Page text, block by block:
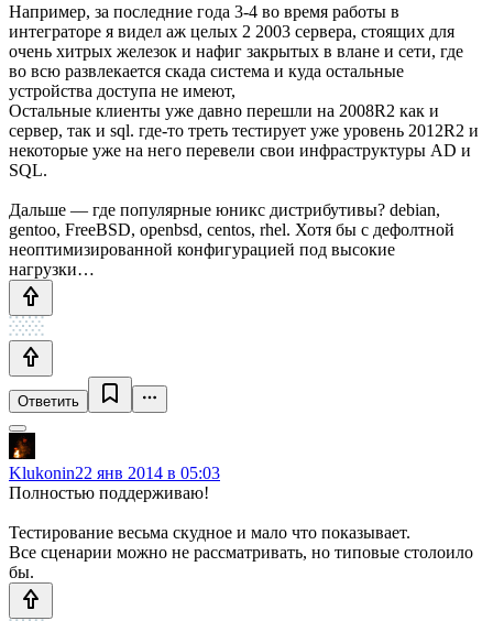
Например, за последние года 3-4 во время работы в
интеграторе я видел аж целых 2 2003 сервера, стоящих для
очень хитрых железок и нафиг закрытых в влане и сети, где
во всю развлекается скада система и куда остальные
устройства доступа не имеют,
Остальные клиенты уже давно перешли на 2008R2 как и
сервер, так и sql. где-то треть тестирует уже уровень 2012R2 и
некоторые уже на него перевели свои инфраструктуры AD и
SQL.
Дальше — где популярные юникс дистрибутивы? debian,
gentoo, FreeBSD, openbsd, centos, rhel. Хотя бы с дефолтной
неоптимизированной конфигурацией под высокие
нагрузки…
Ответить
Klukonin22 янв 2014 в 05:03
Полностью поддерживаю!
Тестирование весьма скудное и мало что показывает.
Все сценарии можно не рассматривать, но типовые столоило
бы.